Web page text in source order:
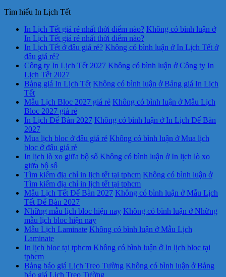
Tìm hiểu In Lịch Tết
In Lịch Tết giá rẻ nhất thời điểm nào? Không có bình luận ở
In Lịch Tết giá rẻ nhất thời điểm nào?
In Lịch Tết ở đâu giá rẻ? Không có bình luận ở In Lịch Tết ở
đâu giá rẻ?
Công ty In Lịch Tết 2027 Không có bình luận ở Công ty In
Lịch Tết 2027
Bảng giá In Lịch Tết Không có bình luận ở Bảng giá In Lịch
Tết
Mẫu Lịch Bloc 2027 giá rẻ Không có bình luận ở Mẫu Lịch
Bloc 2027 giá rẻ
In Lịch Để Bàn 2027 Không có bình luận ở In Lịch Để Bàn
2027
Mua lịch bloc ở đâu giá rẻ Không có bình luận ở Mua lịch
bloc ở đâu giá rẻ
In lịch lò xo giữa bộ số Không có bình luận ở In lịch lò xo
giữa bộ số
Tìm kiếm địa chỉ in lịch tết tại tphcm Không có bình luận ở
Tìm kiếm địa chỉ in lịch tết tại tphcm
Mẫu Lịch Tết Để Bàn 2027 Không có bình luận ở Mẫu Lịch
Tết Để Bàn 2027
Những mẫu lịch bloc hiện nay Không có bình luận ở Những
mẫu lịch bloc hiện nay
Mẫu Lịch Laminate Không có bình luận ở Mẫu Lịch
Laminate
In lịch bloc tại tphcm Không có bình luận ở In lịch bloc tại
tphcm
Bảng báo giá Lịch Treo Tường Không có bình luận ở Bảng
báo giá Lịch Treo Tường